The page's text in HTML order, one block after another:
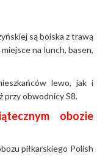
są boiska z trawą
na lunch, basen,
lewo, jak i
przy obwodnicy S8.
obozie
piłkarskiego Polish